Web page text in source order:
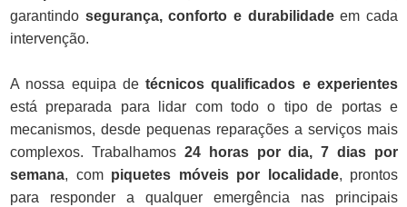
garantindo segurança, conforto e durabilidadeem cada
intervenção.
A nossa equipa detécnicos qualificados e experientes
está preparada para lidar com todo o tipo de portas e
mecanismos, desde pequenas reparações a serviços mais
complexos. Trabalhamos 24 horas por dia, 7 dias por
semana, com piquetes móveis por localidade, prontos
para responder a qualquer emergência nas principais